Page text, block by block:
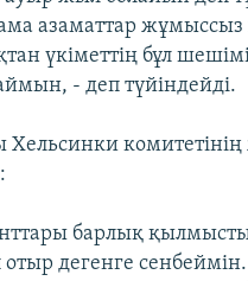
азаматтар
үкіметтің бұл
- деп түйіндейді.
комитетінің
барлық
дегенге